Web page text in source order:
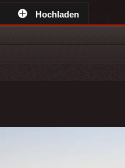
Hochladen